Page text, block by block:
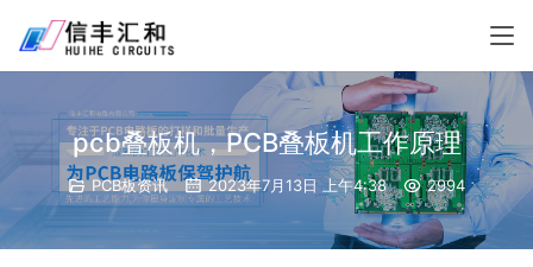
pcb叠板机，PCB叠板机工作原理
PCB板资讯 2023年7月13日 上午4:38 2994